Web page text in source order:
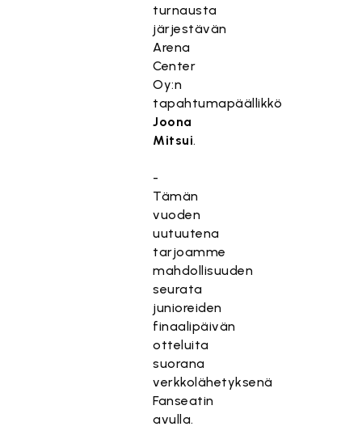
turnausta
järjestävän
Arena
Center
Oy:n
tapahtumapäällikkö
Joona
Mitsui.
-
Tämän
vuoden
uutuutena
tarjoamme
mahdollisuuden
seurata
junioreiden
finaalipäivän
otteluita
suorana
verkkolähetyksenä
Fanseatin
avulla.